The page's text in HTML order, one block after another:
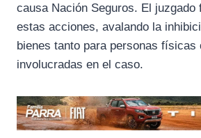
causa Nación Seguros. El juzgado
estas acciones, avalando la
bienes tanto para personas físicas
involucradas en el caso.